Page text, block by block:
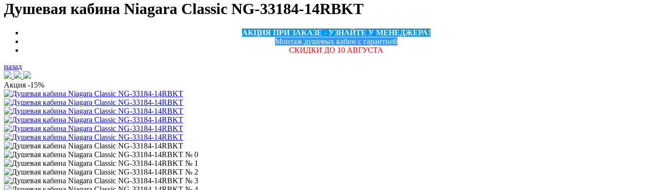
Душевая кабина Niagara Classic NG-33184-14RBKT
АКЦИЯ ПРИ ЗАКАЗЕ - УЗНАЙТЕ У МЕНЕДЖЕРА!
Монтаж душевых кабин с гарантией
СКИДКИ ДО 10 АВГУСТА
назад
Акция -15%